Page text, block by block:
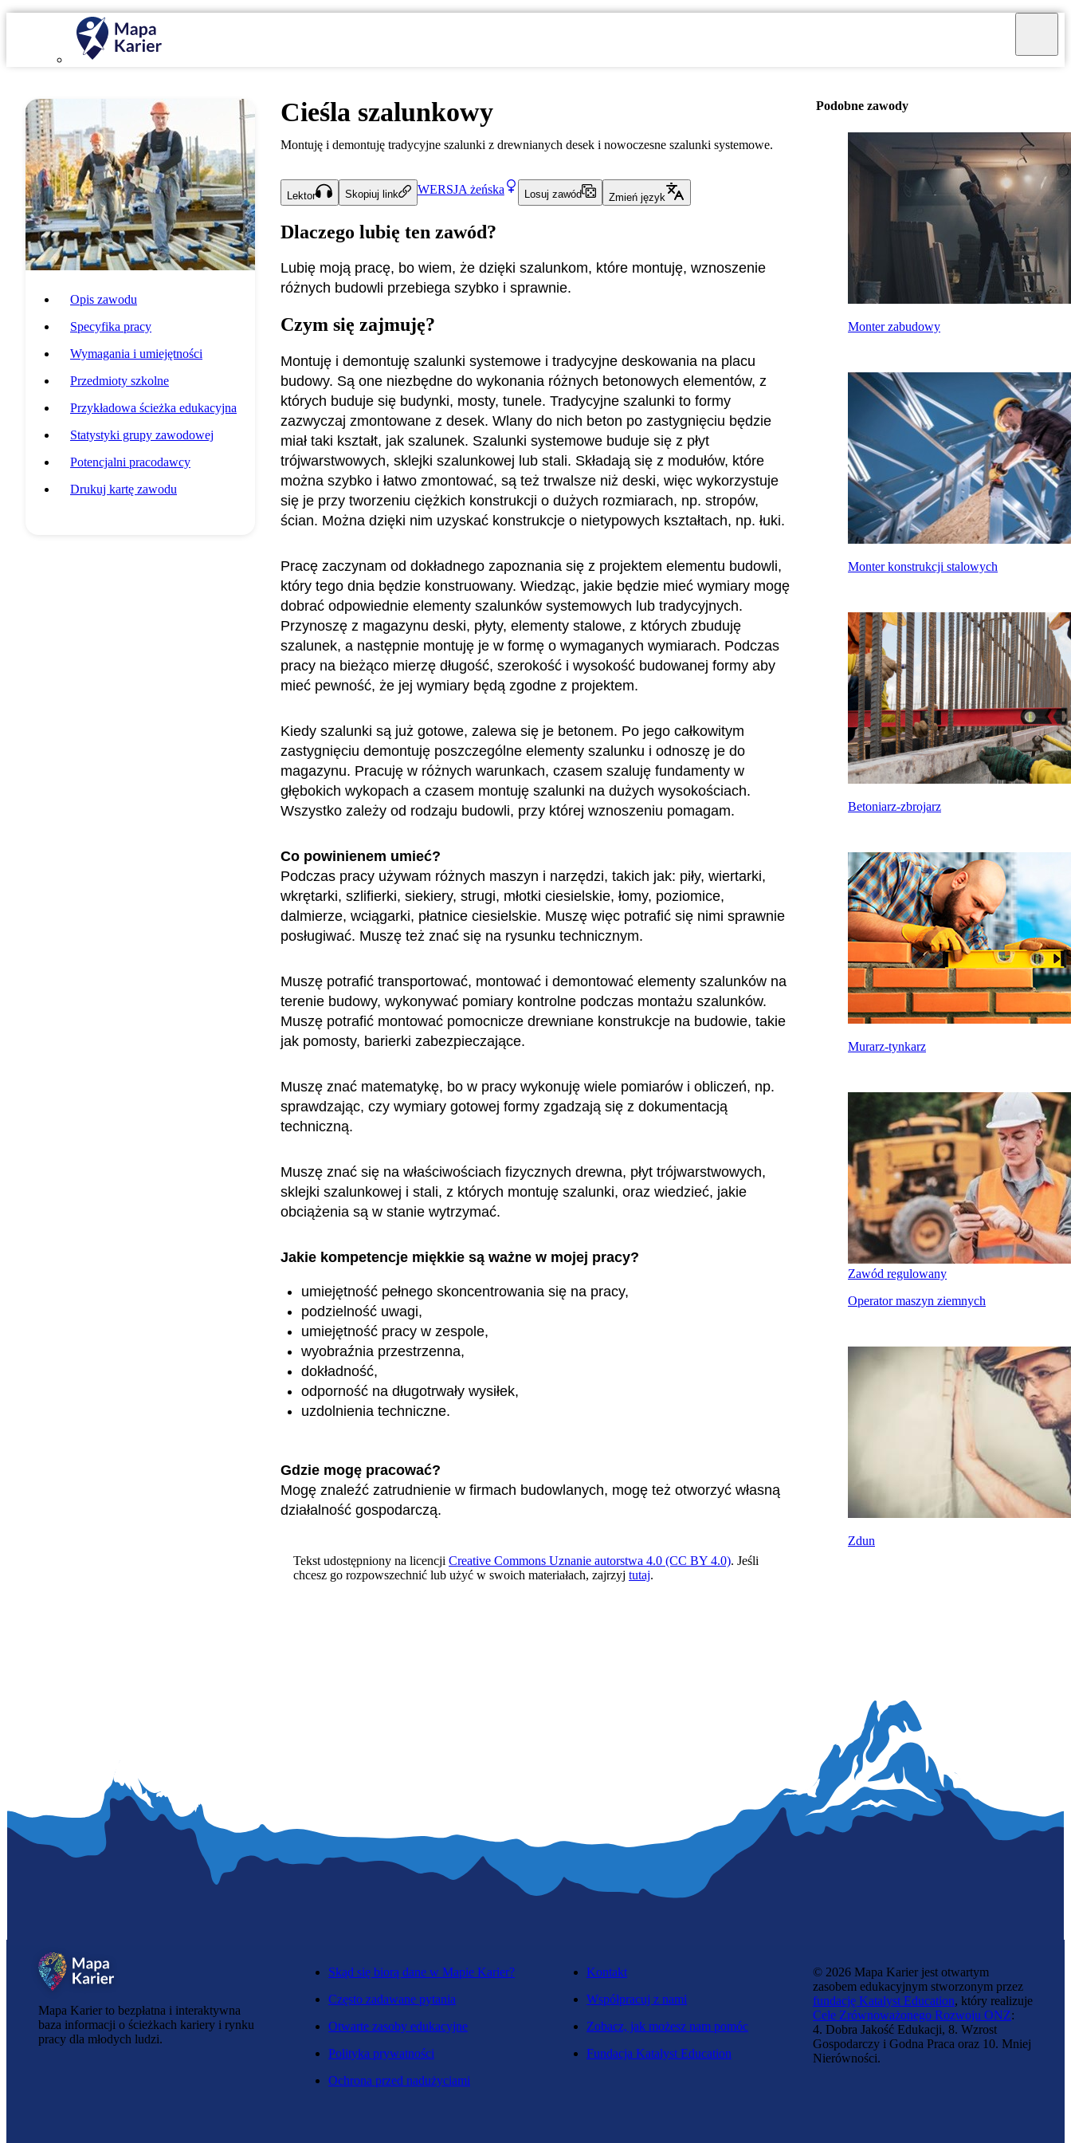
Opis zawodu
Specyfika pracy
Wymagania i umiejętności
Przedmioty szkolne
Przykładowa ścieżka edukacyjna
Statystyki grupy zawodowej
Potencjalni pracodawcy
Drukuj kartę zawodu
Cieśla szalunkowy
Montuję i demontuję tradycyjne szalunki z drewnianych desek i nowoczesne szalunki systemowe.
Lektor Skopiuj link WERSJA żeńska Losuj zawód Zmień język
Dlaczego lubię ten zawód?
Lubię moją pracę, bo wiem, że dzięki szalunkom, które montuję, wznoszenie
różnych budowli przebiega szybko i sprawnie.
Czym się zajmuję?
Montuję i demontuję szalunki systemowe i tradycyjne deskowania na placu
budowy. Są one niezbędne do wykonania różnych betonowych elementów, z
których buduje się budynki, mosty, tunele. Tradycyjne szalunki to formy
zazwyczaj zmontowane z desek. Wlany do nich beton po zastygnięciu będzie
miał taki kształt, jak szalunek. Szalunki systemowe buduje się z płyt
trójwarstwowych, sklejki szalunkowej lub stali. Składają się z modułów, które
można szybko i łatwo zmontować, są też trwalsze niż deski, więc wykorzystuje
się je przy tworzeniu ciężkich konstrukcji o dużych rozmiarach, np. stropów,
ścian. Można dzięki nim uzyskać konstrukcje o nietypowych kształtach, np. łuki.
Pracę zaczynam od dokładnego zapoznania się z projektem elementu budowli,
który tego dnia będzie konstruowany. Wiedząc, jakie będzie mieć wymiary mogę
dobrać odpowiednie elementy szalunków systemowych lub tradycyjnych.
Przynoszę z magazynu deski, płyty, elementy stalowe, z których zbuduję
szalunek, a następnie montuję je w formę o wymaganych wymiarach. Podczas
pracy na bieżąco mierzę długość, szerokość i wysokość budowanej formy aby
mieć pewność, że jej wymiary będą zgodne z projektem.
Kiedy szalunki są już gotowe, zalewa się je betonem. Po jego całkowitym
zastygnięciu demontuję poszczególne elementy szalunku i odnoszę je do
magazynu. Pracuję w różnych warunkach, czasem szaluję fundamenty w
głębokich wykopach a czasem montuję szalunki na dużych wysokościach.
Wszystko zależy od rodzaju budowli, przy której wznoszeniu pomagam.
Co powinienem umieć?
Podczas pracy używam różnych maszyn i narzędzi, takich jak: piły, wiertarki,
wkrętarki, szlifierki, siekiery, strugi, młotki ciesielskie, łomy, poziomice,
dalmierze, wciągarki, płatnice ciesielskie. Muszę więc potrafić się nimi sprawnie
posługiwać. Muszę też znać się na rysunku technicznym.
Muszę potrafić transportować, montować i demontować elementy szalunków na
terenie budowy, wykonywać pomiary kontrolne podczas montażu szalunków.
Muszę potrafić montować pomocnicze drewniane konstrukcje na budowie, takie
jak pomosty, barierki zabezpieczające.
Muszę znać matematykę, bo w pracy wykonuję wiele pomiarów i obliczeń, np.
sprawdzając, czy wymiary gotowej formy zgadzają się z dokumentacją
techniczną.
Muszę znać się na właściwościach fizycznych drewna, płyt trójwarstwowych,
sklejki szalunkowej i stali, z których montuję szalunki, oraz wiedzieć, jakie
obciążenia są w stanie wytrzymać.
Jakie kompetencje miękkie są ważne w mojej pracy?
umiejętność pełnego skoncentrowania się na pracy,
podzielność uwagi,
umiejętność pracy w zespole,
wyobraźnia przestrzenna,
dokładność,
odporność na długotrwały wysiłek,
uzdolnienia techniczne.
Gdzie mogę pracować?
Mogę znaleźć zatrudnienie w firmach budowlanych, mogę też otworzyć własną
działalność gospodarczą.
Tekst udostępniony na licencji Creative Commons Uznanie autorstwa 4.0 (CC BY 4.0). Jeśli
chcesz go rozpowszechnić lub użyć w swoich materiałach, zajrzyj tutaj.
Podobne zawody
Monter zabudowy
Monter konstrukcji stalowych
Betoniarz-zbrojarz
Murarz-tynkarz
Zawód regulowany
Operator maszyn ziemnych
Zdun
Mapa Karier to bezpłatna i interaktywna
baza informacji o ścieżkach kariery i rynku
pracy dla młodych ludzi.
Skąd się biorą dane w Mapie Karier?
Często zadawane pytania
Otwarte zasoby edukacyjne
Polityka prywatności
Ochrona przed nadużyciami
Kontakt
Współpracuj z nami
Zobacz, jak możesz nam pomóc
Fundacja Katalyst Education
© 2026 Mapa Karier jest otwartym
zasobem edukacyjnym stworzonym przez
fundację Katalyst Education, który realizuje
Cele Zrównoważonego Rozwoju ONZ:
4. Dobra Jakość Edukacji, 8. Wzrost
Gospodarczy i Godna Praca oraz 10. Mniej
Nierówności.